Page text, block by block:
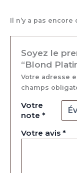
Il n’y a pas encore
Soyez le
“Blond
Votre adresse
champs
Votre
note*
Votre avis*